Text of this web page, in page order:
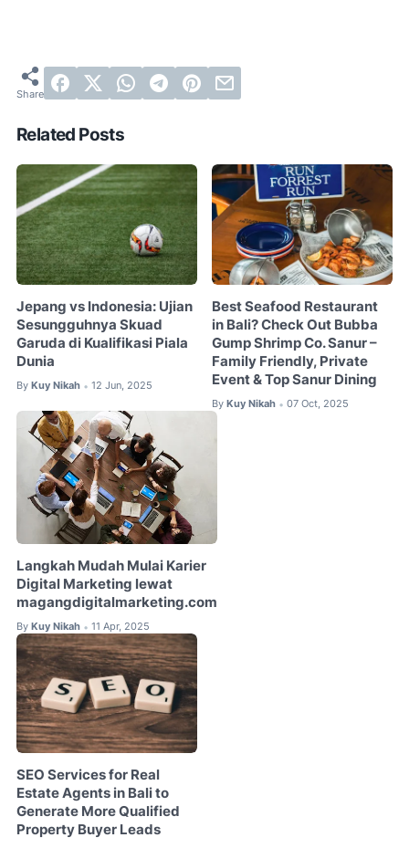
Related Posts
Jepang vs Indonesia: Ujian
Sesungguhnya Skuad
Garuda di Kualifikasi Piala
Dunia
By Kuy Nikah • 12 Jun, 2025
Best Seafood Restaurant
in Bali? Check Out Bubba
Gump Shrimp Co. Sanur –
Family Friendly, Private
Event & Top Sanur Dining
By Kuy Nikah • 07 Oct, 2025
Langkah Mudah Mulai Karier
Digital Marketing lewat
magangdigitalmarketing.com
By Kuy Nikah • 11 Apr, 2025
SEO Services for Real
Estate Agents in Bali to
Generate More Qualified
Property Buyer Leads